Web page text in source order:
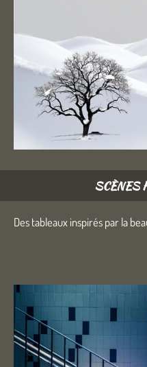
SCÈNES
Des tableaux inspirés par la